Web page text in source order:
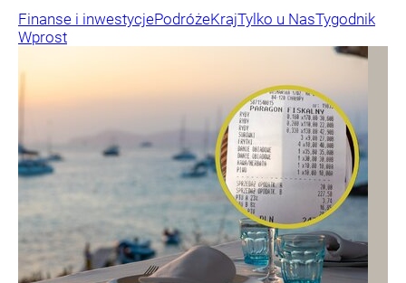
Finanse i inwestycjePodróżeKrajTylko u NasTygodnik
Wprost